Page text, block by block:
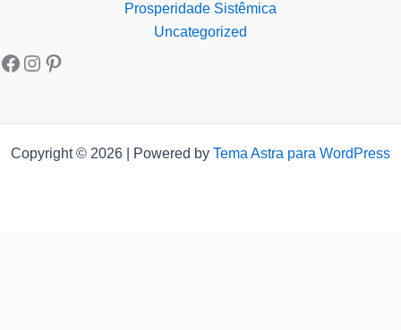
Prosperidade Sistêmica
Uncategorized
Copyright © 2026 | Powered by Tema Astra para WordPress